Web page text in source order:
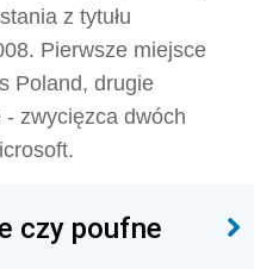
z tytułu
Pierwsze miejsce
Poland, drugie
zwycięzca dwóch
czy poufne